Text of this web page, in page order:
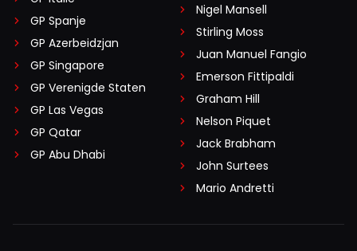
GP Spanje
GP Azerbeidzjan
GP Singapore
GP Verenigde Staten
GP Las Vegas
GP Qatar
GP Abu Dhabi
Nigel Mansell
Stirling Moss
Juan Manuel Fangio
Emerson Fittipaldi
Graham Hill
Nelson Piquet
Jack Brabham
John Surtees
Mario Andretti